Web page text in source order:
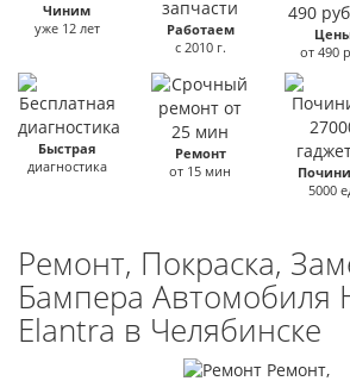
Чиним
уже 12 лет
Работаем
с 2010 г.
от 490
Быстрая
диагностика
Ремонт
от 15 мин
5000
Ремонт, Покраска,
Бампера Автомобиля
Elantra в Челябинске